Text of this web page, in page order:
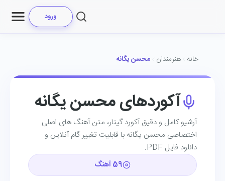
ورود
خانه هنرمندان محسن یگانه
آکوردهای محسن یگانه
آرشیو کامل و دقیق آکورد گیتار، متن آهنگ ‌های اصلی
اختصاصی محسن یگانه با قابلیت تغییر گام آنلاین و
دانلود فایل PDF.
59 آهنگ